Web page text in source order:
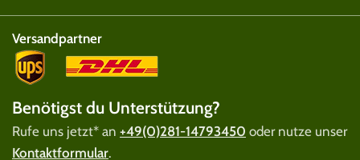
Versandpartner
Benötigst du Unterstützung?
Rufe uns jetzt* an +49(0)281-14793450 oder nutze unser
Kontaktformular.